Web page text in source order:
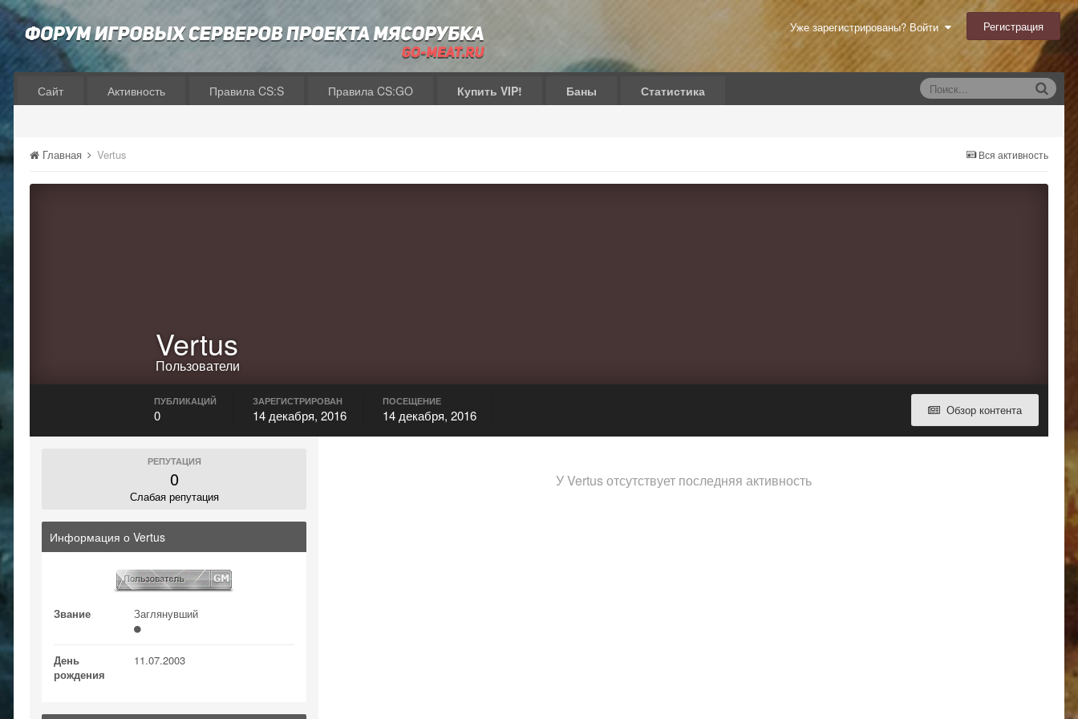
Уже зарегистрированы? Войти Регистрация
Сайт Активность Правила CS:S Правила CS:GO Купить VIP! Баны Статистика
Вся активность
Главная Vertus
Vertus
Пользователи
Обзор контента
ПУБЛИКАЦИЙ
0
ЗАРЕГИСТРИРОВАН
14 декабря, 2016
ПОСЕЩЕНИЕ
14 декабря, 2016
РЕПУТАЦИЯ
0
Слабая репутация
Информация о Vertus
Звание Заглянувший
День
рождения
11.07.2003
У Vertus отсутствует последняя активность